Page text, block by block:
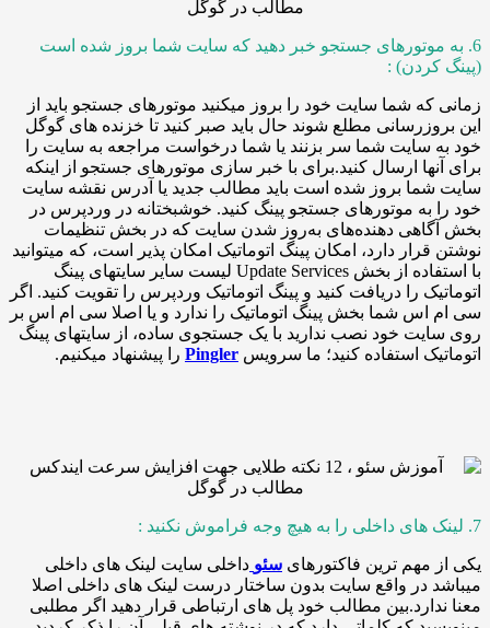
جستجو خبر دهید که سایت شما بروز شده است
:
شما سایت خود را بروز میکنید موتورهای جستجو باید از
مطلع شوند حال باید صبر کنید تا خزنده های گوگل
شما سر بزنند یا شما درخواست مراجعه به سایت را
ارسال کنید.برای با خبر سازی موتورهای جستجو از اینکه
بروز شده است باید مطالب جدید یا آدرس نقشه سایت
موتورهای جستجو پینگ کنید. خوشبختانه در وردپرس در
دهنده‌های به‌روز شدن سایت که در بخش تنظیمات
دارد، امکان پینگ اتوماتیک امکان پذیر است، که میتوانید
با استفاده از بخش Update Services لیست سایر سایتهای پینگ
را دریافت کنید و پینگ اتوماتیک وردپرس را تقویت کنید. اگر
شما بخش پینگ اتوماتیک را ندارد و یا اصلا سی ام اس بر
خود نصب ندارید با یک جستجوی ساده، از سایتهای پینگ
استفاده کنید؛ ما سرویسPingler را پیشنهاد میکنیم.
ترین فاکتورهایسئو داخلی سایت لینک های داخلی
در واقع سایت بدون ساختار درست لینک های داخلی اصلا
مطالب خود پل های ارتباطی قرار دهید اگر مطلبی